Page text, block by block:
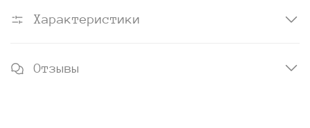
Характеристики
Отзывы